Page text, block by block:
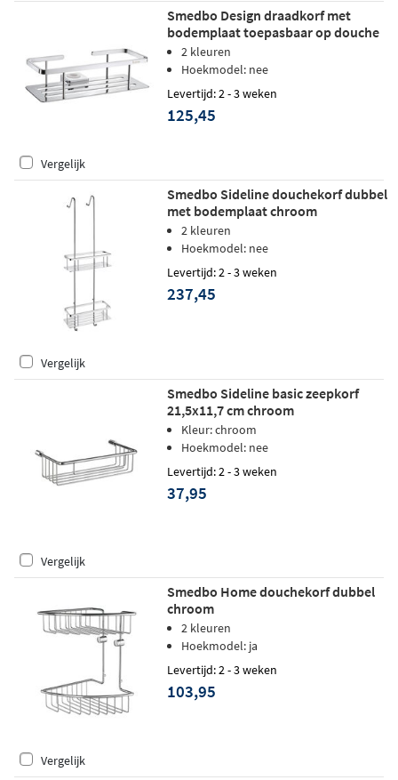
Smedbo Design draadkorf met
bodemplaat toepasbaar op douche
glijstang - chroom
2 kleuren
Hoekmodel: nee
Levertijd: 2 - 3 weken
125,45
Vergelijk
Smedbo Sideline douchekorf dubbel
met bodemplaat chroom
2 kleuren
Hoekmodel: nee
Levertijd: 2 - 3 weken
237,45
Vergelijk
Smedbo Sideline basic zeepkorf
21,5x11,7 cm chroom
Kleur: chroom
Hoekmodel: nee
Levertijd: 2 - 3 weken
37,95
Vergelijk
Smedbo Home douchekorf dubbel
chroom
2 kleuren
Hoekmodel: ja
Levertijd: 2 - 3 weken
103,95
Vergelijk